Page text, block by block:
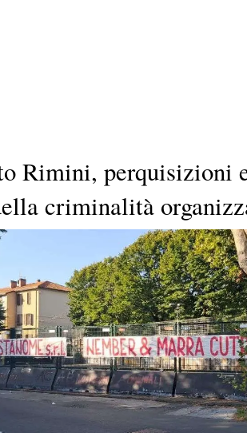
Rimini, perquisizioni
criminalità